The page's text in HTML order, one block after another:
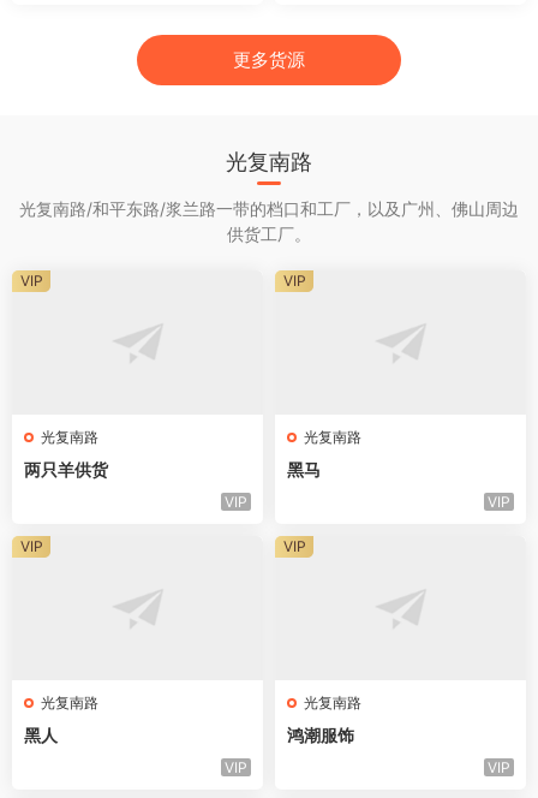
更多货源
光复南路
光复南路/和平东路/浆兰路一带的档口和工厂，以及广州、佛山周边
供货工厂。
光复南路
两只羊供货
VIP
VIP
光复南路
黑马
VIP
VIP
光复南路
黑人
VIP
VIP
光复南路
鸿潮服饰
VIP
VIP